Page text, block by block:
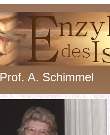
Prof. A. Schimmel